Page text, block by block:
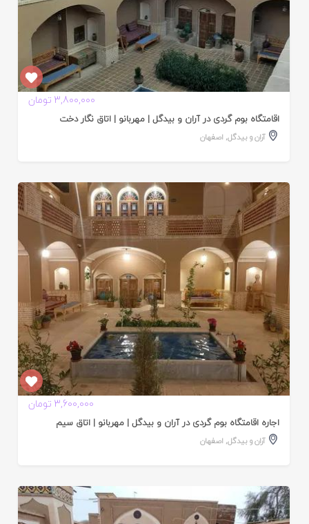
3,800,000 تومان
اقامتگاه بوم گردی در آران و بیدگل | مهربانو | اتاق نگار دخت
آران و بیدگل, اصفهان
3,600,000 تومان
اجاره اقامتگاه بوم گردی در آران و بیدگل | مهربانو | اتاق سیم
آران و بیدگل, اصفهان